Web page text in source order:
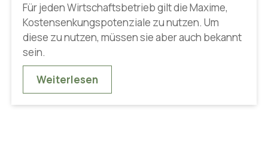
Für jeden Wirtschaftsbetrieb gilt die Maxime,
Kostensenkungspotenziale zu nutzen. Um
diese zu nutzen, müssen sie aber auch bekannt
sein.
Weiterlesen